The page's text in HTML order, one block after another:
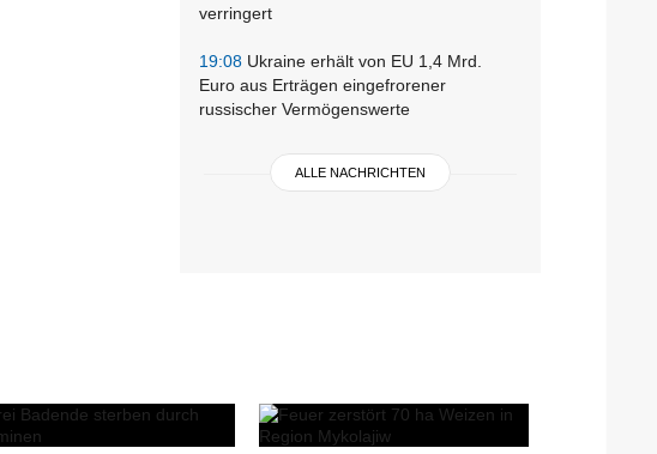
verringert
19:08 Ukraine erhält von EU 1,4 Mrd.
Euro aus Erträgen eingefrorener
russischer Vermögenswerte
ALLE NACHRICHTEN